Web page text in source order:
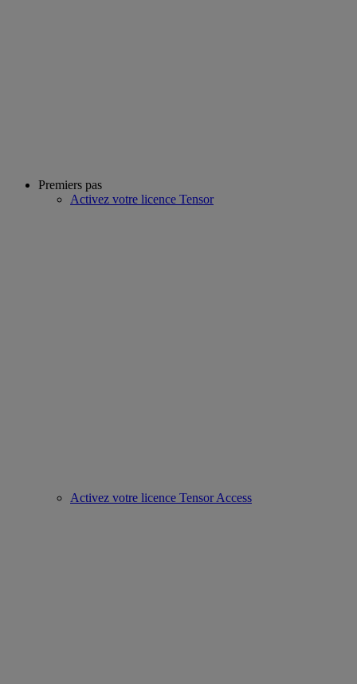
Premiers pas
Activez votre licence Tensor
Activez votre licence Tensor Access